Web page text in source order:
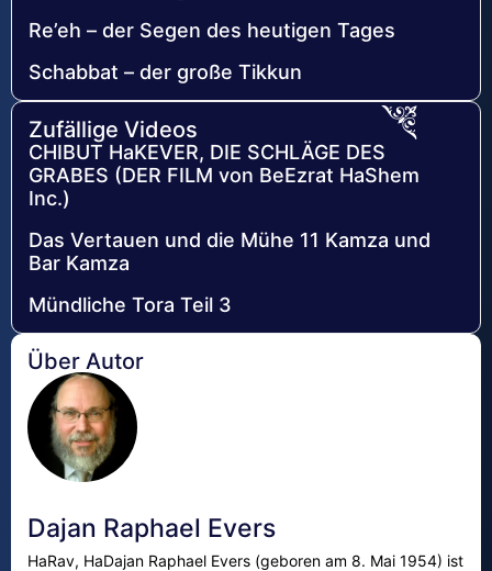
Re’eh – der Segen des heutigen Tages
Schabbat – der große Tikkun
Zufällige Videos
CHIBUT HaKEVER, DIE SCHLÄGE DES
GRABES (DER FILM von BeEzrat HaShem
Inc.)
Das Vertauen und die Mühe 11 Kamza und
Bar Kamza
Mündliche Tora Teil 3
Über Autor
Dajan Raphael Evers
HaRav, HaDajan Raphael Evers (geboren am 8. Mai 1954) ist